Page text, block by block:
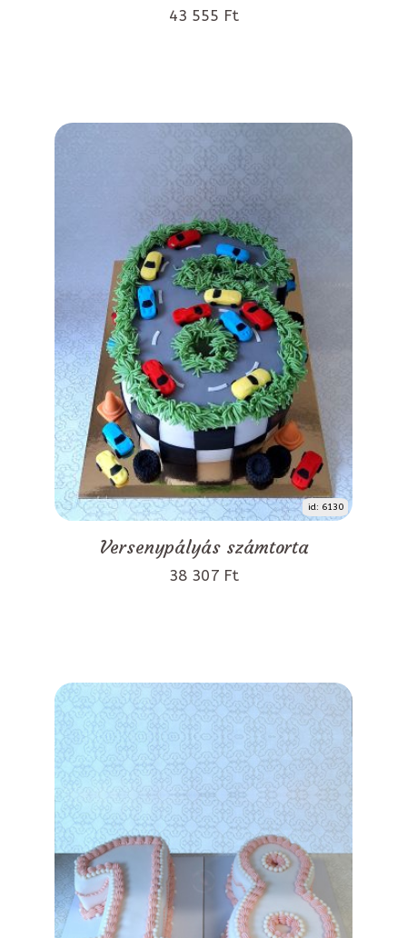
43 555 Ft
id: 6130
Versenypályás számtorta
38 307 Ft